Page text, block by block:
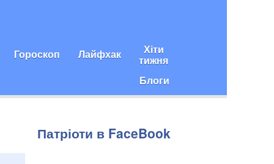
Гороскоп Лайфхак Хіти
тижня
Блоги
Патріоти в FaceBook